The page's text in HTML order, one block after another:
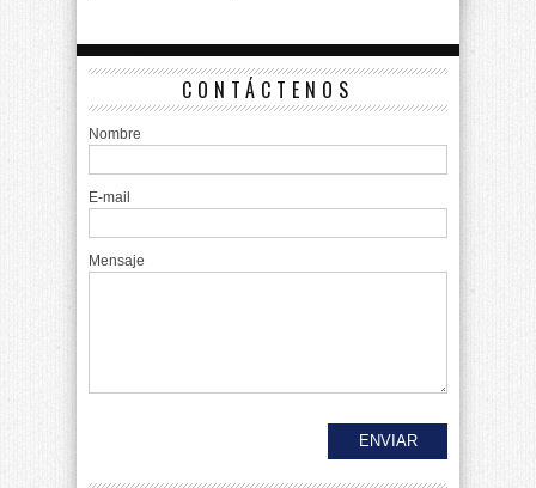
CONTÁCTENOS
Nombre
E-mail
Mensaje